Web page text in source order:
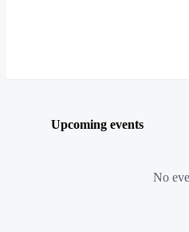
Upcoming events
No